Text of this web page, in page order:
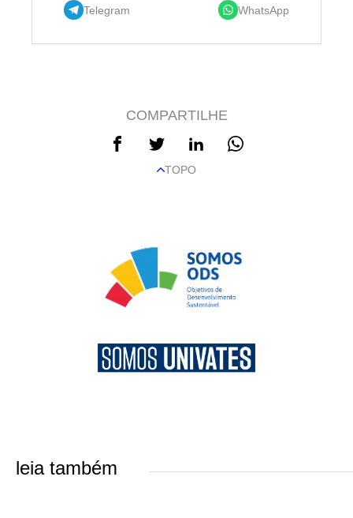
Telegram WhatsApp
COMPARTILHE
TOPO
leia também